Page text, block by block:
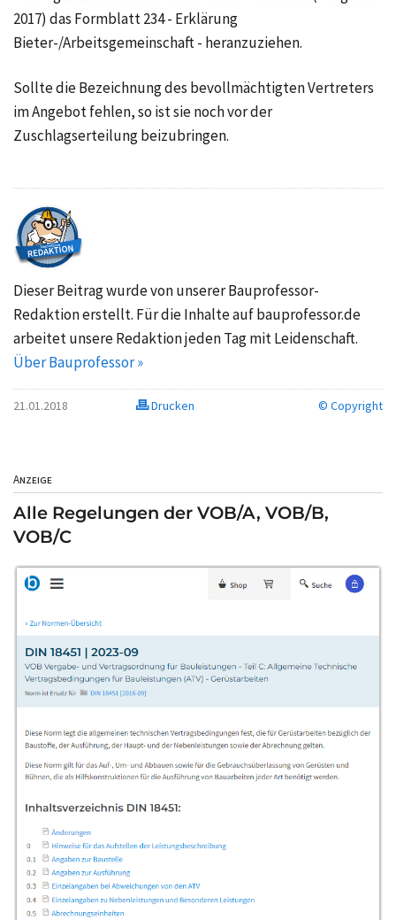
2017) das Formblatt 234 - Erklärung
Bieter-/Arbeitsgemeinschaft - heranzuziehen.
Sollte die Bezeichnung des bevollmächtigten Vertreters
im Angebot fehlen, so ist sie noch vor der
Zuschlagserteilung beizubringen.
Dieser Beitrag wurde von unserer Bauprofessor-
Redaktion erstellt. Für die Inhalte auf bauprofessor.de
arbeitet unsere Redaktion jeden Tag mit Leidenschaft.
Über Bauprofessor »
21.01.2018 Drucken © Copyright
Anzeige
Alle Regelungen der VOB/A, VOB/B,
VOB/C